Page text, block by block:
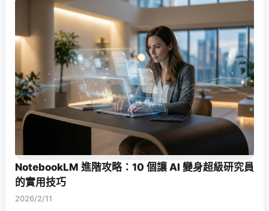
NotebookLM 進階攻略：10 個讓 AI 變身超級研究員
的實用技巧
2026/2/11